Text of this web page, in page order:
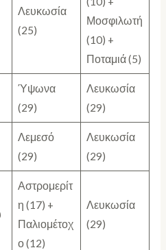
Λευκωσία
(25)
Μοσφιλωτή
(10) +
Ποταμιά (5)
Ύψωνα
(29)
Λευκωσία
(29)
Λεμεσό
(29)
Λευκωσία
(29)
Αστρομερίτ
η (17) +
Παλιομέτοχ
ο (12)
Λευκωσία
(29)